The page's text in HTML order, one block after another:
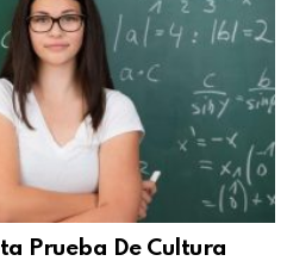
Prueba De Cultura